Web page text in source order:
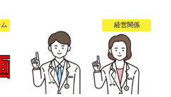
経営関係